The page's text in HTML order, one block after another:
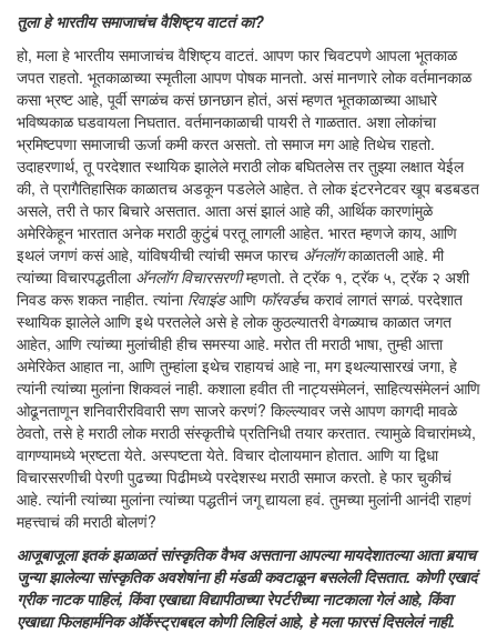
तुला हे भारतीय समाजाचंच वैशिष्ट्य वाटतं का?
हो, मला हे भारतीय समाजाचंच वैशिष्ट्य वाटतं. आपण फार चिवटपणे आपला भूतकाळ
जपत राहतो. भूतकाळाच्या स्मृतीला आपण पोषक मानतो. असं मानणारे लोक वर्तमानकाळ
कसा भ्रष्ट आहे, पूर्वी सगळंच कसं छानछान होतं, असं म्हणत भूतकाळाच्या आधारे
भविष्यकाळ घडवायला निघतात. वर्तमानकाळाची पायरी ते गाळतात. अशा लोकांचा
भ्रमिष्टपणा समाजाची ऊर्जा कमी करत असतो. तो समाज मग आहे तिथेच राहतो.
उदाहरणार्थ, तू परदेशात स्थायिक झालेले मराठी लोक बघितलेस तर तुझ्या लक्षात येईल
की, ते प्रागैतिहासिक काळातच अडकून पडलेले आहेत. ते लोक इंटरनेटवर खूप बडबडत
असले, तरी ते फार बिचारे असतात. आता असं झालं आहे की, आर्थिक कारणांमुळे
अमेरिकेहून भारतात अनेक मराठी कुटुंबं परतू लागली आहेत. भारत म्हणजे काय, आणि
इथलं जगणं कसं आहे, यांविषयीची त्यांची समज फारच अ‍ॅनलॉगकाळातली आहे. मी
त्यांच्या विचारपद्धतीला अ‍ॅनलॉग विचारसरणीम्हणतो. ते ट्रॅक १, ट्रॅक ५, ट्रॅक २ अशी
निवड करू शकत नाहीत. त्यांना रिवाइंडआणि फॉरवर्डच करावं लागतं सगळं. परदेशात
स्थायिक झालेले आणि इथे परतलेले असे हे लोक कुठल्यातरी वेगळ्याच काळात जगत
आहेत, आणि त्यांच्या मुलांचीही हीच समस्या आहे. मरोत ती मराठी भाषा, तुम्ही आत्ता
अमेरिकेत आहात ना, आणि तुम्हांला इथेच राहायचं आहे ना, मग इथल्यासारखं जगा, हे
त्यांनी त्यांच्या मुलांना शिकवलं नाही. कशाला हवीत ती नाट्यसंमेलनं, साहित्यसंमेलनं आणि
ओढूनताणून शनिवारीरविवारी सण साजरे करणं? किल्ल्यावर जसे आपण कागदी मावळे
ठेवतो, तसे हे मराठी लोक मराठी संस्कृतीचे प्रतिनिधी तयार करतात. त्यामुळे विचारांमध्ये,
वागण्यामध्ये भ्रष्टता येते. अस्पष्टता येते. विचार दोलायमान होतात. आणि या द्विधा
विचारसरणीची पेरणी पुढच्या पिढीमध्ये परदेशस्थ मराठी समाज करतो. हे फार चुकीचं
आहे. त्यांनी त्यांच्या मुलांना त्यांच्या पद्धतीनं जगू द्यायला हवं. तुमच्या मुलांनी आनंदी राहणं
महत्त्वाचं की मराठी बोलणं?
आजूबाजूला इतकं झळाळतं सांस्कृतिक वैभव असताना आपल्या मायदेशातल्या आता बर्‍याच
जुन्या झालेल्या सांस्कृतिक अवशेषांना ही मंडळी कवटाळून बसलेली दिसतात. कोणी एखादं
ग्रीक नाटक पाहिलं, किंवा एखाद्या विद्यापीठाच्या रेपर्टरीच्या नाटकाला गेलं आहे, किंवा
एखाद्या फिलहार्मनिक ऑर्केस्ट्राबद्दल कोणी लिहिलं आहे, हे मला फारसं दिसलेलं नाही.